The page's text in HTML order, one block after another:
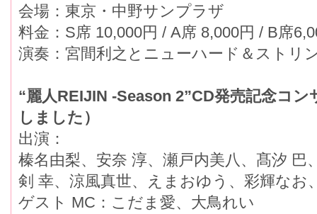
会場：東京・中野サンプラザ
料金：S席 10,000円 / A席 8,000円 / B席
演奏：宮間利之とニューハード＆ストリ
“麗人REIJIN -Season 2”CD発売記念コ
しました）
出演：
榛名由梨、安奈 淳、瀬戸内美八、髙汐 巴
剣 幸、涼風真世、えまおゆう、彩輝なお
ゲスト MC：こだま愛、大鳥れい